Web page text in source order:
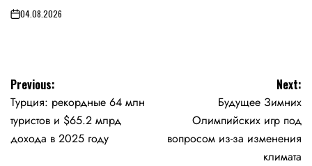
on04.08.2026
Навигация
по
записям
Previous:
Турция: рекордные 64 млн
туристов и $65.2 млрд
дохода в 2025 году
Next:
Будущее Зимних
Олимпийских игр под
вопросом из-за изменения
климата